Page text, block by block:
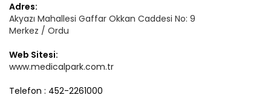
Adres:
Akyazı Mahallesi Gaffar Okkan Caddesi No: 9
Merkez / Ordu
Web Sitesi:
www.medicalpark.com.tr
Telefon : 452-2261000